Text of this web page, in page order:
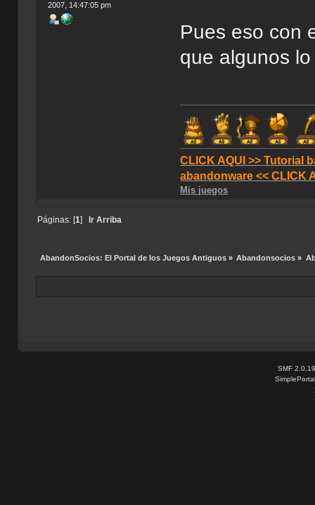
2007, 14:47:05 pm
Pues eso con
que algunos
CLICK AQUI >> Tutorial
abandonware << CLICK
Mis juegos
Páginas: [1] Ir Arriba
AbandonSocios: El Portal de los Juegos Antiguos» Abandonsocios »
SMF 2.0.19